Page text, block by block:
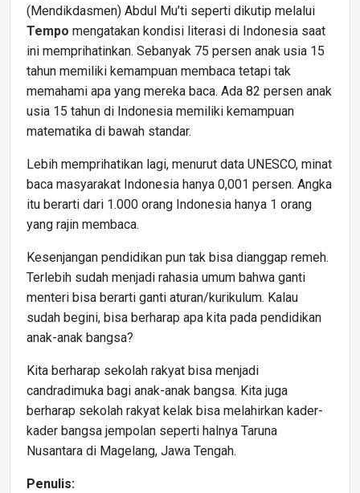
(Mendikdasmen) Abdul Mu’ti seperti dikutip melalui
Tempo mengatakan kondisi literasi di Indonesia saat
ini memprihatinkan. Sebanyak 75 persen anak usia 15
tahun memiliki kemampuan membaca tetapi tak
memahami apa yang mereka baca. Ada 82 persen anak
usia 15 tahun di Indonesia memiliki kemampuan
matematika di bawah standar.
Lebih memprihatikan lagi, menurut data UNESCO, minat
baca masyarakat Indonesia hanya 0,001 persen. Angka
itu berarti dari 1.000 orang Indonesia hanya 1 orang
yang rajin membaca.
Kesenjangan pendidikan pun tak bisa dianggap remeh.
Terlebih sudah menjadi rahasia umum bahwa ganti
menteri bisa berarti ganti aturan/kurikulum. Kalau
sudah begini, bisa berharap apa kita pada pendidikan
anak-anak bangsa?
Kita berharap sekolah rakyat bisa menjadi
candradimuka bagi anak-anak bangsa. Kita juga
berharap sekolah rakyat kelak bisa melahirkan kader-
kader bangsa jempolan seperti halnya Taruna
Nusantara di Magelang, Jawa Tengah.
Penulis: